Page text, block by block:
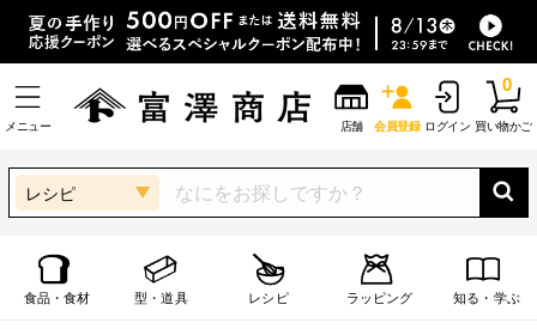
メニュー 店舗 会員登録 ログイン 買い物かご
0
レシピ
食品・食材 型・道具 レシピ ラッピング 知る・学ぶ